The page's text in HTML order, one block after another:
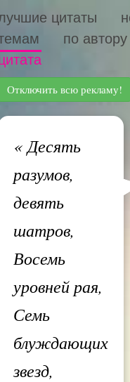
цитаты
по автору
Отключить всю рекламу!
«Десять
разумов,
девять
шатров,
Восемь
уровней рая,
Семь
блуждающих
звезд,